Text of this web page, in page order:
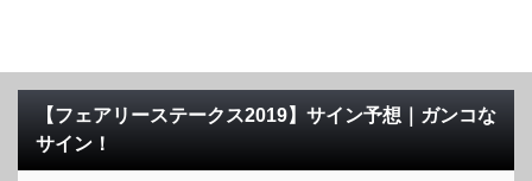
【フェアリーステークス2019】サイン予想｜ガンコな
サイン！